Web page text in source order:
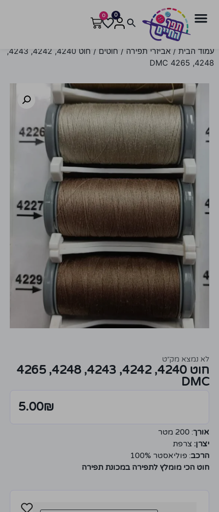
0
0
עמוד הבית / אביזרי תפירה / חוטים
/ חוט 4240, 4242, 4243,
4248, 4265 DMC
לא נמצא מק״ט
חוט 4240, 4242, 4243, 4248, 4265
DMC
5.00₪
אורך: 200 מטר
יצרן: צרפת
הרכב: פוליאסטר 100%
חוט הכי מומלץ לתפירה במכונת תפירה